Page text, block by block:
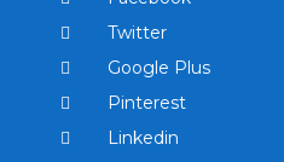
Twitter
Google Plus
Pinterest
Linkedin